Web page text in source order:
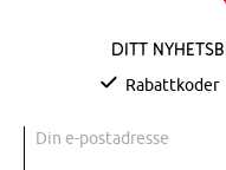
Ditt
Rabattkoder
Din e-postadresse